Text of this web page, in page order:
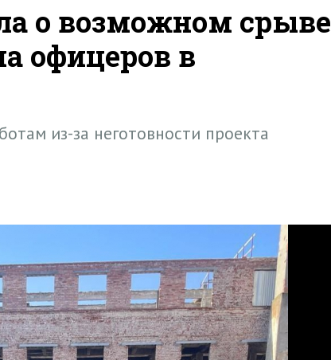
о возможном срыве
офицеров в
из-за неготовности проекта